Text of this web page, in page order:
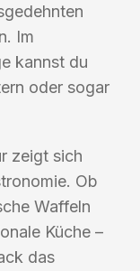
Im
kannst du
oder sogar
zeigt sich
Ob
Waffeln
Küche –
das